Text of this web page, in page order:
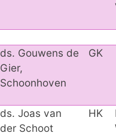
ds. Gouwens de
Gier,
Schoonhoven
GK
ds. Joas van
der Schoot
HK